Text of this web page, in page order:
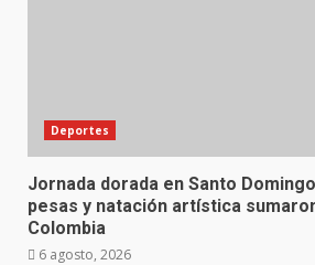
Deportes
Jornada dorada en Santo
pesas y natación artística
Colombia
6 agosto, 2026